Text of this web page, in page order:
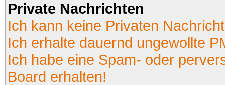
Private Nachrichten
Ich kann keine Privaten
Ich erhalte dauernd ungewollte
Ich habe eine Spam- oder
Board erhalten!